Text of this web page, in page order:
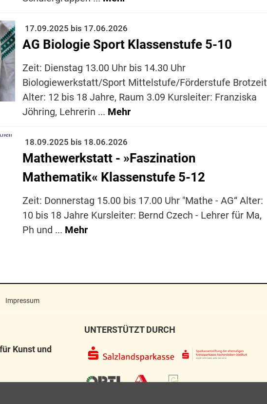
17.09.2025 bis 17.06.2026
AG Biologie Sport Klassenstufe 5-10
Zeit: Dienstag 13.00 Uhr bis 14.30 Uhr
Biologiewerkstatt/Sport Mittelstufe/Förderstufe Brotzeit
Alter: 12 bis 18 Jahre, Raum 3.09 Kursleiter: Franziska
Jöhring, Lehrerin ... Mehr
18.09.2025 bis 18.06.2026
Mathewerkstatt - »Faszination
Mathematik« Klassenstufe 5-12
Zeit: Donnerstag 15.00 bis 17.00 Uhr "Mathe - AG“ Alter:
10 bis 18 Jahre Kursleiter: Bernd Czech - Lehrer für Ma,
Ph und ... Mehr
Impressum
Kunst und
UNTERSTÜTZT DURCH